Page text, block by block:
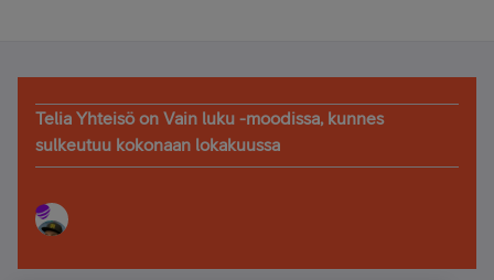
Telia Yhteisö on Vain luku -moodissa, kunnes
sulkeutuu kokonaan lokakuussa